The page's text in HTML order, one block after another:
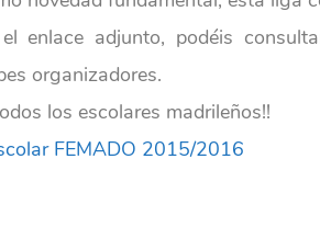
enlace adjunto, podéis
organizadores.
los escolares madrileños!!
FEMADO 2015/2016